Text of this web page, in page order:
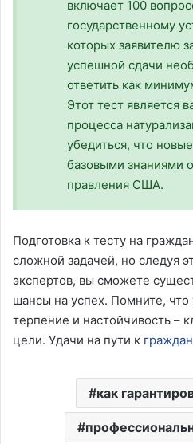
включает 100
государственному
которых заявителю
успешной сдачи
ответить как
Этот тест является
процесса
убедиться, что
базовыми знаниями
правления США.
Подготовка к тесту на
сложной задачей, но следуя
экспертов, вы сможете
шансы на успех. Помните, что
терпение и настойчивость –
цели. Удачи на пути к
как